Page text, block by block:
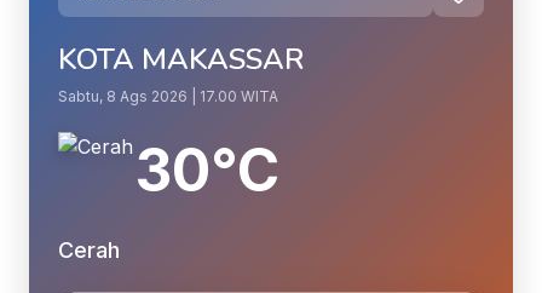
KOTA MAKASSAR
Sabtu, 8 Ags 2026 | 17.00 WITA
30°C
Cerah